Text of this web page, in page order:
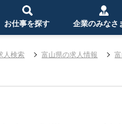
お仕事を探す 企業のみなさ
人検索 富山県の求人情報